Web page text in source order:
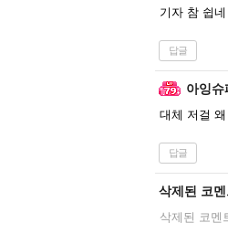
기자 참 쉽네
답글
아잉슈
대체 저걸
답글
삭제된 코
삭제된 코멘